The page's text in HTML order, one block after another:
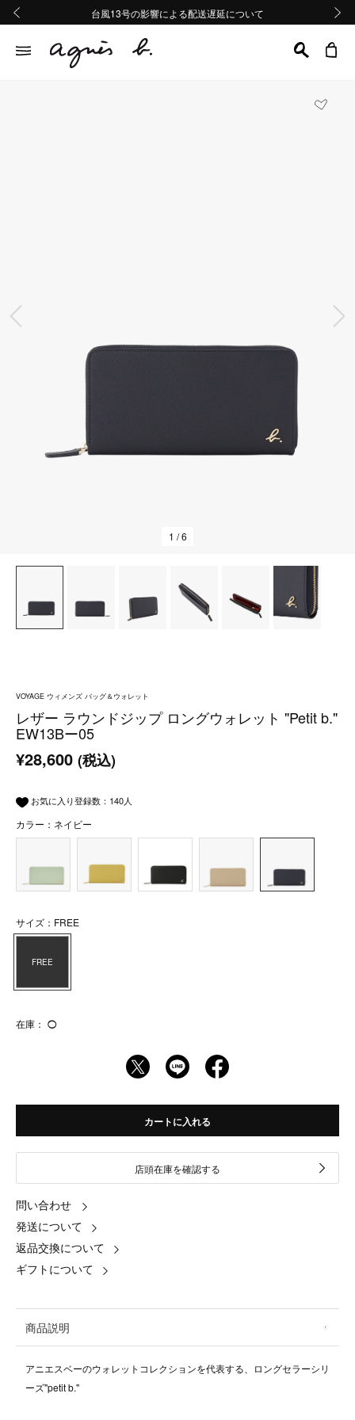
熊本地域地震の影響による配送遅延について
Summer Sale 2buy10%OFF!!
台風13号の影響による配送遅延について
熊本地域地震の影響による配送遅延について
Summer Sale 2buy10%OFF!!
前の画像
1 / 6
VOYAGE ウィメンズ バッグ＆ウォレット
レザー ラウンドジップ ロングウォレット "Petit b."
EW13Bー05
¥28,600 (税込)
お気に入り登録数： 140人
カラー：ネイビー
サイズ：FREE
FREE
在庫： ◯
カートに入れる
店頭在庫を確認する
問い合わせ
発送について
返品交換について
ギフトについて
商品説明
アニエスベーのウォレットコレクションを代表する、ロングセラーシリ
ーズ"petit b."